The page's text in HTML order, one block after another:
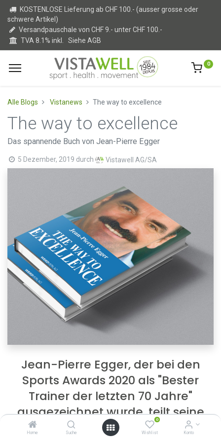
Home Suche
0
Wishlist Konto
KOSTENLOSE Lieferung ab CHF 100.- (ausser grosse oder
schwere Artikel)
Versandpauschale von CHF 9.- unter CHF 100.-
TVA 8.1% inkl. Siehe AGB
0
Alle Blogs Vistanews The way to excellence
The way to excellence
Das spannende Buch von Jean-Pierre Egger
5 Dezember, 2019 durch Vistawell AG/SA
Jean-Pierre Egger, der bei den
Sports Awards 2020 als "Bester
Trainer der letzten 70 Jahre"
ausgezeichnet wurde, teilt seine
Erfahrungen in einem spannenden